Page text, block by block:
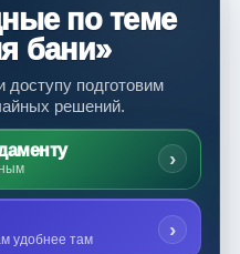
по теме
бани»
доступу подготовим
решений.
›
удобнее там ›